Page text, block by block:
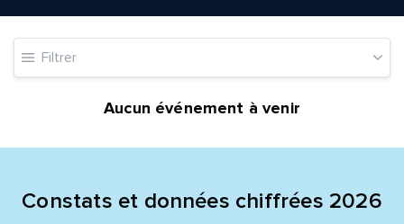
Filtrer
Aucun événement à venir
Constats et données chiffrées 2026
Quelle est la pertinence de cette page?